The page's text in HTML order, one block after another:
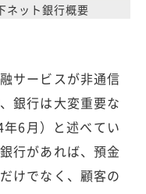
ネット銀行概要
サービスが非通信
銀行は大変重要な
6月）と述べてい
行があれば、預金
けでなく、顧客の